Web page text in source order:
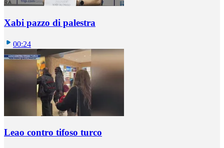
Xabi pazzo di palestra
00:24
Leao contro tifoso turco